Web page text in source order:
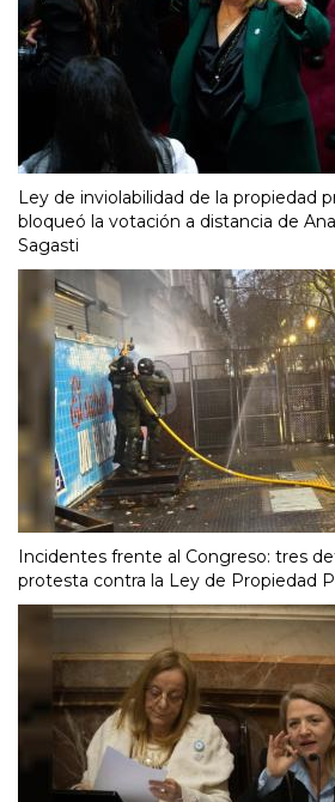
Ley de inviolabilidad de la propiedad
bloqueó la votación a distancia de
Sagasti
Incidentes frente al Congreso: tres
protesta contra la Ley de Propiedad